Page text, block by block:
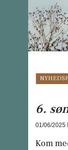
6.
01/06/2025
Kom